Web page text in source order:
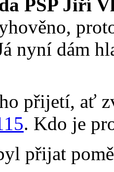
PSP Jiří
nyní dám
přijetí, ať
. Kdo je
přijat